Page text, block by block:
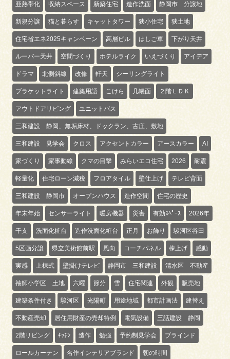
亜熱帯化 収納スペース 新築住宅 造作洗面 静岡市 分譲地
新規分譲 猫と暮らす キャットタワー 狭小住宅 狭土地
住宅省エネ2025キャンペーン 高層ビル はしご車 下がり天井
ルーバー天井 空間づくり ホテルライク いえづくり アイデア
ドラマ 北側斜線 改修 軒天 シーリングライト
ブラケットライト 建築用語 こけら 几帳面 ２階ＬＤＫ
アウトドアリビング ユニットバス
三和建設 静岡、無垢床材、ドックラン、古庄、敷地
三和建設 見学会 クロス アクセントカラー アースカラー AI
家づくり 家事動線 クマの目撃 みらいエコ住宅 2026 耐震
軽量化 住宅ローン減税 フロアタイル 壁仕上げ テレビ背面
三和建設 静岡市 オープンハウス 造作空間 住宅の歴史
年末年始 センサーライト 暖房機器 災害 有効ｽﾍﾟｰｽ 2026年
干支 洗面化粧台 造作洗面化粧台 正月 お飾り 駿河区谷田
5区画分譲 県立美術館前駅 風向 コーチパネル 棟上げ 感動
実感 上棟式 壁掛けテレビ 静岡市 三和建設 清水区 不動産
袖師小学区 土地 六曜 節分 雪 住宅関連 外観 販売地
建築条件付き 駿河区 光陽町 用途地域 都市計画法 建替え
不動産売却 居住用財産の売却特例 電気設備 三話建設 静岡
2階リビング ｷｯﾁﾝ 造作 勉強 予約制見学会 ブラインド
ロールカーテン 名作インテリアブランド 朝の時間